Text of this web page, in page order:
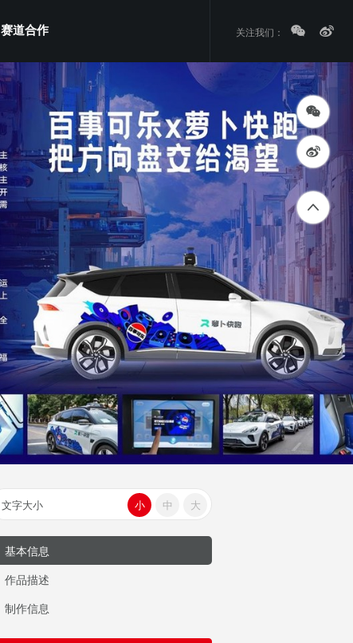
赛道合作 关注我们：
文字大小 大
中
小
基本信息
作品描述
制作信息